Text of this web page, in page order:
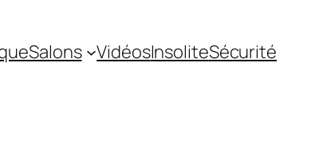
Salons VidéosInsoliteSécurité